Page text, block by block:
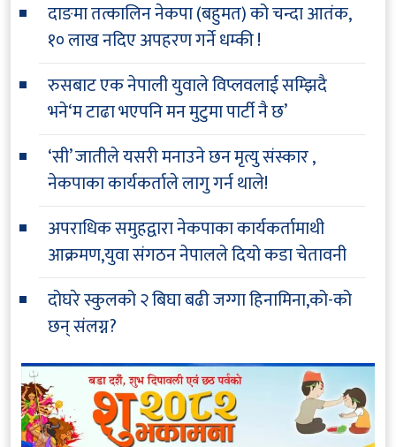
दाङमा तत्कालिन नेकपा (बहुमत) को चन्दा आतंक,
१० लाख नदिए अपहरण गर्ने धम्की !
रुसबाट एक नेपाली युवाले विप्लवलाई सम्झिदै
भने‘म टाढा भएपनि मन मुटुमा पार्टी नै छ’
‘सी’ जातीले यसरी मनाउने छन मृत्यु संस्कार ,
नेकपाका कार्यकर्ताले लागु गर्न थाले!
अपराधिक समुहद्वारा नेकपाका कार्यकर्तामाथी
आक्रमण,युवा संगठन नेपालले दियो कडा चेतावनी
दोघरे स्कुलको २ बिघा बढी जग्गा हिनामिना,को-को
छन् संलग्न?